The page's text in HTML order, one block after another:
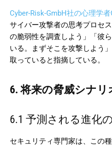
Cyber-Risk-GmbH社の心理学
サイバー攻撃者の思考プロセ
の脆弱性を調査しよう」「彼
いる。まずそこを攻撃しよう
取っていると指摘している。
6. 将来の脅威シナリ
6.1 予測される進化
セキュリティ専門家は、この